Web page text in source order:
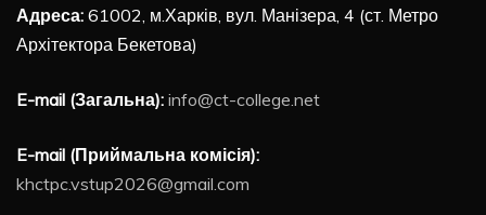
Адреса: 61002, м.Харків, вул. Манізера, 4 (ст. Метро
Архітектора Бекетова)
E-mail (Загальна): info@ct-college.net
E-mail (Приймальна комісія):
khctpc.vstup2026@gmail.com